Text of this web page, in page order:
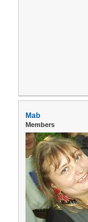
Mab
Members